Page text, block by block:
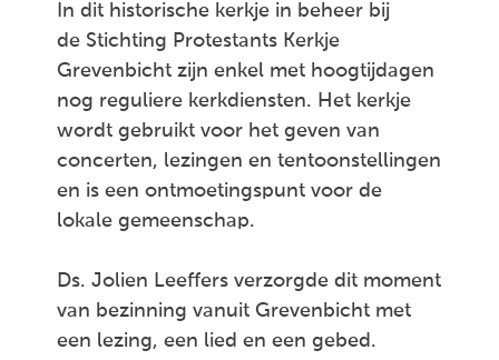
In dit historische kerkje in beheer bij
de Stichting Protestants Kerkje
Grevenbicht zijn enkel met hoogtijdagen
nog reguliere kerkdiensten. Het kerkje
wordt gebruikt voor het geven van
concerten, lezingen en tentoonstellingen
en is een ontmoetingspunt voor de
lokale gemeenschap.
Ds. Jolien Leeffers verzorgde dit moment
van bezinning vanuit Grevenbicht met
een lezing, een lied en een gebed.